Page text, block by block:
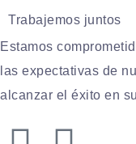
Trabajemos juntos
Estamos
las expectativas de
alcanzar el éxito en